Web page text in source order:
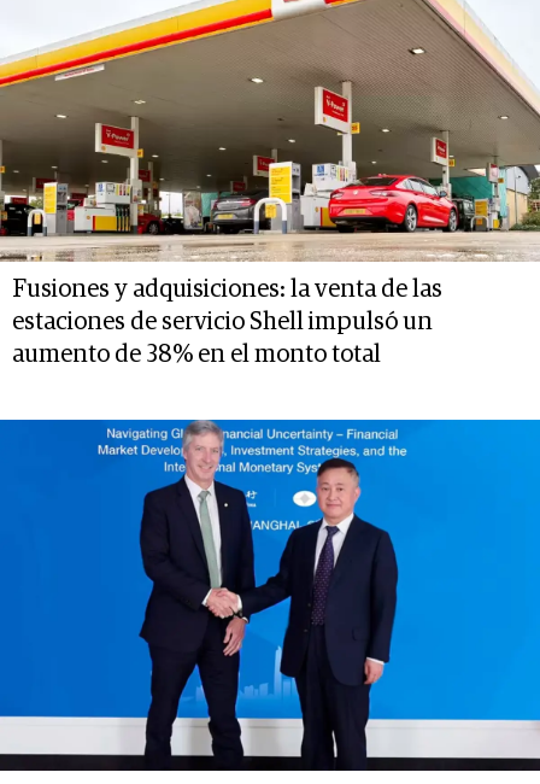
Fusiones y adquisiciones: la venta de las
estaciones de servicio Shell impulsó un
aumento de 38% en el monto total